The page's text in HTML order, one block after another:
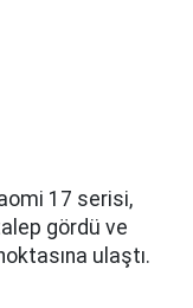
17 serisi,
gördü ve
ulaştı.